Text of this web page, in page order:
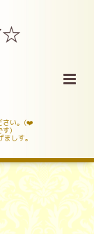
さい。(❤️
す)
しす。